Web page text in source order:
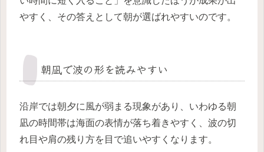
やすく、その答えとして朝が選ばれやすいのです。
朝凪で波の形を読みやすい
沿岸では朝夕に風が弱まる現象があり、いわゆる朝
凪の時間帯は海面の表情が落ち着きやすく、波の切
れ目や肩の残り方を目で追いやすくなります。